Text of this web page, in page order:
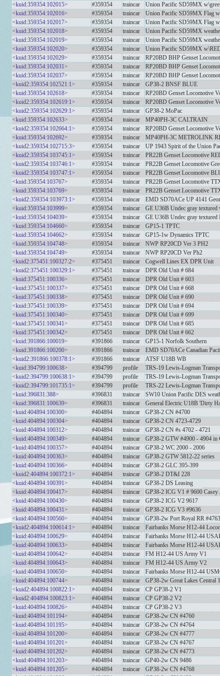
<kuid:359354:102015>
#359354 traincar
Union Pacific SD59MX
<kuid:359354:102016>
#359354 traincar
Union Pacific SD59MX Flag
<kuid:359354:102017>
#359354 traincar
Union Pacific SD59MX Flag
<kuid:359354:102018>
#359354 traincar
Union Pacific SD59MX
<kuid:359354:102019>
#359354 traincar
Union Pacific SD59MX
<kuid:359354:102020>
#359354 traincar
Union Pacific SD59MX
<kuid:359354:102029>
#359354 traincar
RP20BD BHP Genset
<kuid:359354:102031>
#359354 traincar
RP20BD BHP Genset
<kuid:359354:102037>
#359354 traincar
RP20BD BHP Genset
<kuid2:359354:102521:1>
#359354 traincar
GP38-2 BNSF BLUE
<kuid:359354:102618>
#359354 traincar
RP20BD Genset Locomotive
<kuid2:359354:102619:1>
#359354 traincar
RP20BD Genset Locomotive
<kuid2:359354:102629:1>
#359354 traincar
GP38-2 MoPac
<kuid:359354:102633>
#359354 traincar
MP40PH-3C CALTRAIN
<kuid2:359354:102664:1>
#359354 traincar
RP20BD Genset Locomotive
<kuid:359354:102692>
#359354 traincar
MP40PH-3C METROLINK
<kuid2:359354:102715:3>
#359354 traincar
UP 1943 Spirit of the Union
<kuid2:359354:103745:1>
#359354 traincar
PR22B Genset Locomotive
<kuid2:359354:103746:1>
#359354 traincar
PR22B Genset Locomotive
<kuid2:359354:103747:1>
#359354 traincar
PR22B Genset Locomotive
<kuid:359354:103767>
#359354 traincar
PR22B Genset Locomotive
<kuid:359354:103769>
#359354 traincar
PR22B Genset Locomotive
<kuid2:359354:103973:1>
#359354 traincar
EMD SD70ACe UP 4141
<kuid:359354:103999>
#359354 traincar
GE U36B Undec gray
<kuid:359354:104039>
#359354 traincar
GE U36B Undec gray
<kuid:359354:104660>
#359354 traincar
GP15-1 TPTC
<kuid:359354:104662>
#359354 traincar
GP15-1w Dynamics TPTC
<kuid:359354:104748>
#359354 traincar
NWP RP20CD Ver 3 PH2
<kuid:359354:104749>
#359354 traincar
NWP RP20CD Ver Ph2
<kuid2:375451:100327:2>
#375451 traincar
Cogwell Lines EX DPR Unit
<kuid2:375451:100329:1>
#375451 traincar
DPR Old Unit # 684
<kuid:375451:100336>
#375451 traincar
DPR Old Unit # 603
<kuid:375451:100337>
#375451 traincar
DPR Old Unit # 668
<kuid:375451:100338>
#375451 traincar
DPR Old Unit # 690
<kuid:375451:100339>
#375451 traincar
DPR Old Unit # 694
<kuid:375451:100340>
#375451 traincar
DPR Old Unit # 699
<kuid:375451:100341>
#375451 traincar
DPR Old Unit # 685
<kuid:375451:100342>
#375451 traincar
DPR Old Unit # 662
<kuid:391866:100019>
#391866 traincar
GP15-1 Norfolk Southern
<kuid:391866:100200>
#391866 traincar
EMD SD70ACe Canadian
<kuid2:391866:100378:1>
#391866 traincar
ATSF U18B WB
<kuid:394799:100638>
#394799 profile
TRS-19 Lewis-Logman
<kuid2:394799:100638:1>
#394799 profile
TRS-19 Lewis-Logman
<kuid2:394799:101735:1>
#394799 profile
TRS-22 Lewis-Logman
<kuid:396831:388>
#396831 traincar
SW10 Union Pacific DES
<kuid:396831:100639>
#396831 traincar
General Electric U18B 'Dirty
<kuid:404894:100300>
#404894 traincar
GP38-2 CN #4700
<kuid:404894:100304>
#404894 traincar
GP38-2 CN 4723-4729
<kuid:404894:100312>
#404894 traincar
GP38-2 CN #s 4702 - 4721
<kuid:404894:100349>
#404894 traincar
GP38-2 GTW #4900 - 4904 in
<kuid:404894:100357>
#404894 traincar
GP38-2 WC 2000 - 2006
<kuid:404894:100363>
#404894 traincar
GP38-2 GTW 5812-22 series
<kuid:404894:100366>
#404894 traincar
GP38-2 GLC 395-399
<kuid2:404894:100372:1>
#404894 traincar
GP38-2 DT&I 228
<kuid:404894:100391>
#404894 traincar
GP38-2 DS Leasing
<kuid:404894:100417>
#404894 traincar
GP38-2 ICG V1 # 9600 Casey
<kuid:404894:100430>
#404894 traincar
GP38-2 ICG V2 9617
<kuid:404894:100431>
#404894 traincar
GP38-2 ICG V3 #9636
<kuid:404894:100560>
#404894 traincar
GP38-2w Port Royal RR
<kuid2:404894:100614:1>
#404894 traincar
Fairbanks Morse H12-44
<kuid:404894:100629>
#404894 traincar
Fairbanks Morse H12-44
<kuid:404894:100633>
#404894 traincar
Fairbanks Morse H12-44
<kuid:404894:100642>
#404894 traincar
FM H12-44 US Army V1
<kuid:404894:100643>
#404894 traincar
FM H12-44 US Army V2
<kuid:404894:100650>
#404894 traincar
Fairbanks Morse H12-44
<kuid:404894:100744>
#404894 traincar
GP38-2w Great Lakes Central
<kuid2:404894:100822:1>
#404894 traincar
CP GP38-2 V1
<kuid2:404894:100823:1>
#404894 traincar
CP GP38-2 V2
<kuid:404894:100826>
#404894 traincar
CP GP38-2 V3
<kuid:404894:101194>
#404894 traincar
GP38-2w CN #4760
<kuid:404894:101195>
#404894 traincar
GP38-2w CN #4764
<kuid:404894:101200>
#404894 traincar
GP38-2w CN #4777
<kuid:404894:101201>
#404894 traincar
GP38-2w CN #4767
<kuid:404894:101202>
#404894 traincar
GP38-2w CN #4773
<kuid:404894:101203>
#404894 traincar
GP40-2w CN 9486
<kuid:404894:101205>
#404894 traincar
GP38-2w CN #4768